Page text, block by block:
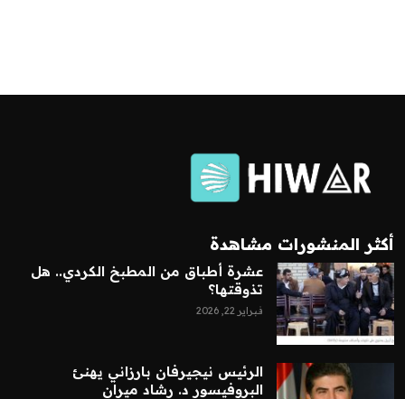
أكثر المنشورات مشاهدة
عشرة أطباق من المطبخ الكردي.. هل
تذوقتها؟
فبراير 22, 2026
الرئيس نيجيرفان بارزاني يهنئ
البروفيسور د. رشاد ميران